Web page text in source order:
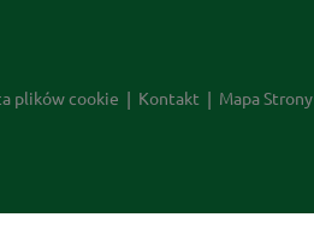
plików cookie Kontakt Mapa Strony